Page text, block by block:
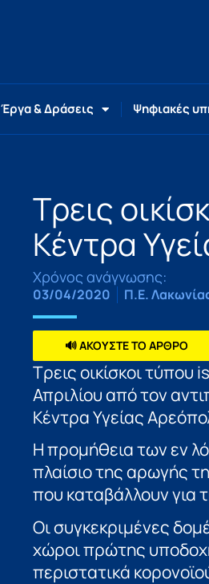
Έργα & Δράσεις Ψηφιακές
Τρεις
Κέντρα
Χρόνος ανάγνωσης:
03/04/2020 Π.Ε.
🔊 ΑΚΟΥΣΤΕ ΤΟ ΑΡΘΡΟ
Τρεις οικίσκοι
Απριλίου από τον
Κέντρα Υγείας
Η προμήθεια των εν
πλαίσιο της αρωγής
που καταβάλλουν για
Οι συγκεκριμένες
χώροι πρώτης
περιστατικά